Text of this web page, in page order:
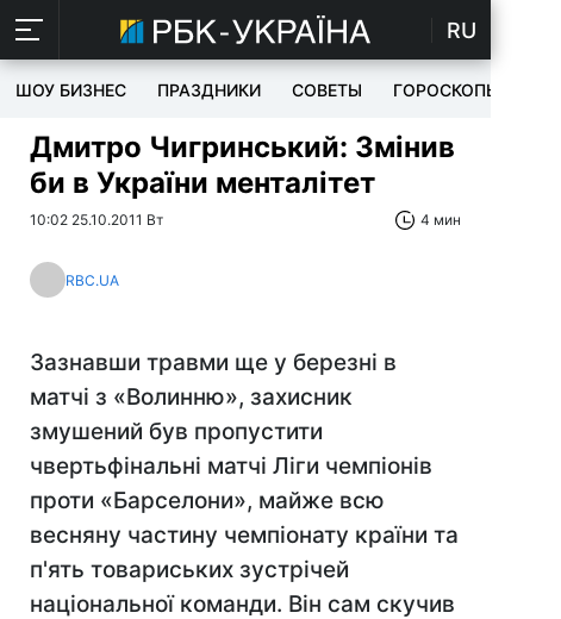
RU
ШОУ БИЗНЕС ПРАЗДНИКИ СОВЕТЫ ГОРОСКОПЫ
Дмитро Чигринський: Змінив
би в України менталітет
10:02 25.10.2011 Вт 4 мин
RBC.UA
Зазнавши травми ще у березні в
матчі з «Волинню», захисник
змушений був пропустити
чвертьфінальні матчі Ліги чемпіонів
проти «Барселони», майже всю
весняну частину чемпіонату країни та
п'ять товариських зустрічей
національної команди. Він сам скучив